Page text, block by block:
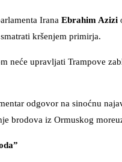
Irana Ebrahim Azizi
kršenjem primirja.
neće upravljati Trampove
odgovor na sinoćnu
brodova iz Ormuskog